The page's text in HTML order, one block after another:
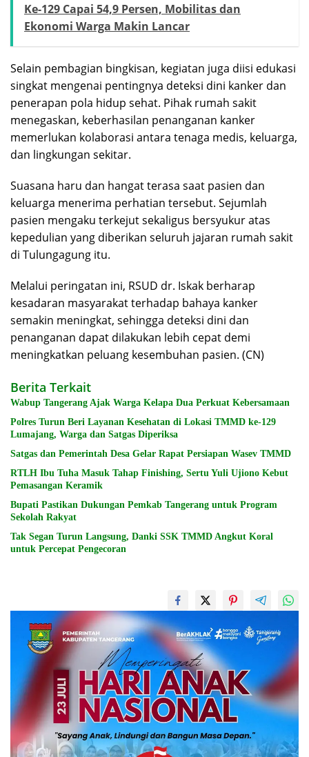
Ke-129 Capai 54,9 Persen, Mobilitas dan
Ekonomi Warga Makin Lancar
Selain pembagian bingkisan, kegiatan juga diisi edukasi
singkat mengenai pentingnya deteksi dini kanker dan
penerapan pola hidup sehat. Pihak rumah sakit
menegaskan, keberhasilan penanganan kanker
memerlukan kolaborasi antara tenaga medis, keluarga,
dan lingkungan sekitar.
Suasana haru dan hangat terasa saat pasien dan
keluarga menerima perhatian tersebut. Sejumlah
pasien mengaku terkejut sekaligus bersyukur atas
kepedulian yang diberikan seluruh jajaran rumah sakit
di Tulungagung itu.
Melalui peringatan ini, RSUD dr. Iskak berharap
kesadaran masyarakat terhadap bahaya kanker
semakin meningkat, sehingga deteksi dini dan
penanganan dapat dilakukan lebih cepat demi
meningkatkan peluang kesembuhan pasien. (CN)
Berita Terkait
Wabup Tangerang Ajak Warga Kelapa Dua Perkuat Kebersamaan
Polres Turun Beri Layanan Kesehatan di Lokasi TMMD ke-129
Lumajang, Warga dan Satgas Diperiksa
Satgas dan Pemerintah Desa Gelar Rapat Persiapan Wasev TMMD
RTLH Ibu Tuha Masuk Tahap Finishing, Sertu Yuli Ujiono Kebut
Pemasangan Keramik
Bupati Pastikan Dukungan Pemkab Tangerang untuk Program
Sekolah Rakyat
Tak Segan Turun Langsung, Danki SSK TMMD Angkut Koral
untuk Percepat Pengecoran